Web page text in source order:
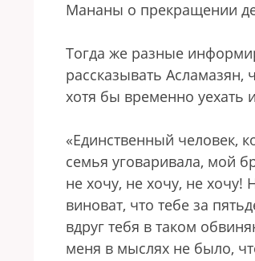
Мананы о прекращении
Тогда же разные
рассказывать
хотя бы временно уехать
«Единственный человек,
семья уговаривала, мой
не хочу, не хочу, не
виноват, что тебе за
вдруг тебя в таком
меня в мыслях не было,